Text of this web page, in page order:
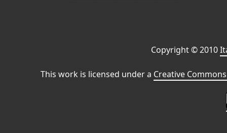
Copyright © 2010
This work is licensed under a Creative